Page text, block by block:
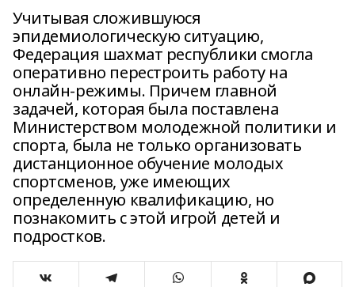
Учитывая сложившуюся
эпидемиологическую ситуацию,
Федерация шахмат республики смогла
оперативно перестроить работу на
онлайн-режимы. Причем главной
задачей, которая была поставлена
Министерством молодежной политики и
спорта, была не только организовать
дистанционное обучение молодых
спортсменов, уже имеющих
определенную квалификацию, но
познакомить с этой игрой детей и
подростков.